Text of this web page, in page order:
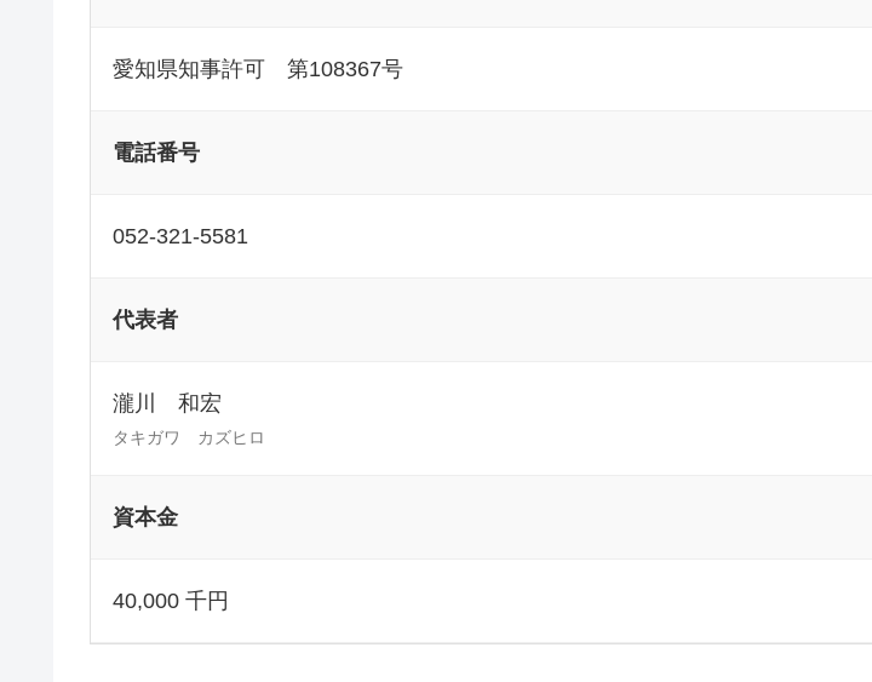
愛知県知事許可 第108367号
電話番号
052-321-5581
代表者
瀧川 和宏
タキガワ カズヒロ
資本金
40,000 千円